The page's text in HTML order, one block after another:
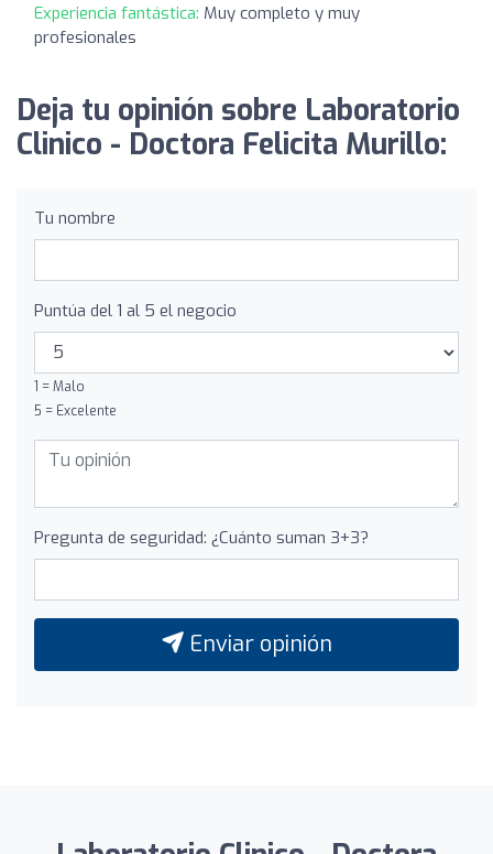
Experiencia fantástica: Muy completo y muy
profesionales
Deja tu opinión sobre Laboratorio
Clinico - Doctora Felicita Murillo:
Tu nombre
Puntúa del 1 al 5 el negocio
1 = Malo
5 = Excelente
Pregunta de seguridad: ¿Cuánto suman 3+3?
Enviar opinión